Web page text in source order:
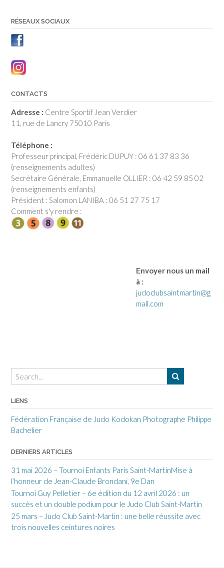
RÉSEAUX SOCIAUX
CONTACTS
Adresse : Centre Sportif Jean Verdier
11, rue de Lancry 75010 Paris
Téléphone :
Professeur principal, Frédéric DUPUY : 06 61 37 83 36
(renseignements adultes)
Secrétaire Générale, Emmanuelle OLLIER : 06 42 59 85 02
(renseignements enfants)
Président : Salomon LANIBA : 06 51 27 75 17
Comment s'y rendre :
Envoyer nous un mail
à :
judoclubsaintmartin@g
mail.com
LIENS
Fédération Française de Judo Kodokan Photographe Philippe
Bachelier
DERNIERS ARTICLES
31 mai 2026 – Tournoi Enfants Paris Saint-MartinMise à
l’honneur de Jean-Claude Brondani, 9e Dan
Tournoi Guy Pelletier – 6e édition du 12 avril 2026 : un
succès et un double podium pour le Judo Club Saint-Martin
25 mars – Judo Club Saint-Martin : une belle réussite avec
trois nouvelles ceintures noires